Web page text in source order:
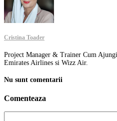
Cristina Toader
Project Manager & Trainer Cum
Emirates Airlines si Wizz Air.
Nu sunt comentarii
Comenteaza